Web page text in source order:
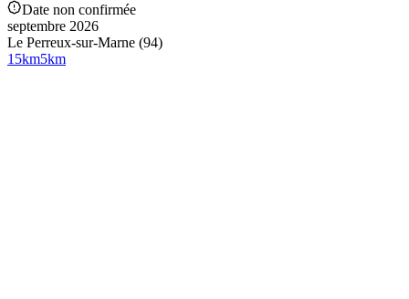
Date non confirmée
septembre 2026
Le Perreux-sur-Marne (94)
15km5km